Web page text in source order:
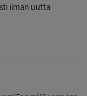
ilman uutta